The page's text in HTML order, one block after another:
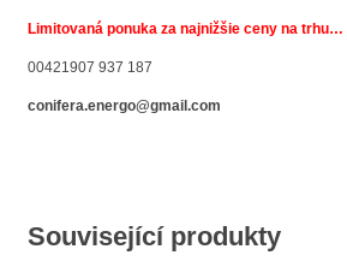
Limitovaná ponuka za najnižšie ceny na trhu…
00421907 937 187
conifera.energo@gmail.com
Související produkty